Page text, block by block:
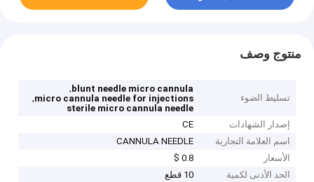
منتوج وصف
تسليط الضوء
blunt needle micro cannula
,
micro cannula needle for injections
,
sterile micro cannula needle
إصدار الشهادات
CE
اسم العلامة التجارية
CANNULA NEEDLE
الأسعار
0.8 $
الحد الأدنى لكمية
10 قطع